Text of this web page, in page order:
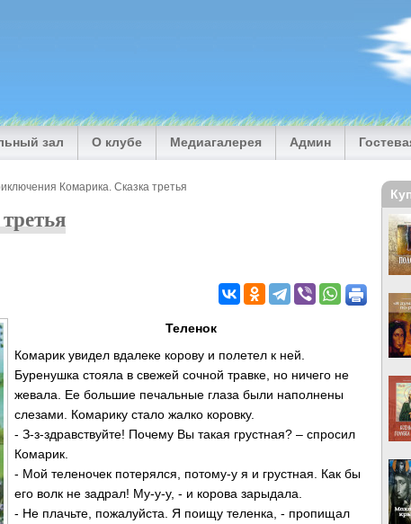
зал О клубе Медиагалерея Админ
Комарика. Сказка третья
Теленок
Комарик увидел вдалеке корову и полетел к ней.
Буренушка стояла в свежей сочной травке, но ничего не
жевала. Ее большие печальные глаза были наполнены
слезами. Комарику стало жалко коровку.
- З-з-здравствуйте! Почему Вы такая грустная? – спросил
Комарик.
- Мой теленочек потерялся, потому-у я и грустная. Как бы
его волк не задрал! Му-у-у, - и корова зарыдала.
- Не плачьте, пожалуйста. Я поищу теленка, - пропищал